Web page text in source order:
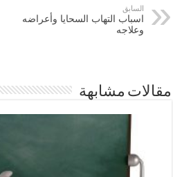
السابق
اسباب التهاب السحايا وأعراضه
وعلاجه
مقالات مشابهة